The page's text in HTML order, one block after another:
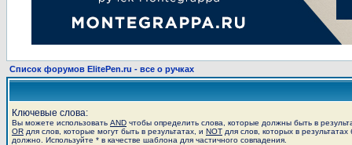
Список форумов ElitePen.ru - все о ручках
Ключевые слова:
Вы можете использовать AND чтобы определить слова, которые должны быть в
OR для слов, которые могут быть в результатах, и NOT для слов, которых в результатах
должно. Используйте * в качестве шаблона для частичного совпадения.